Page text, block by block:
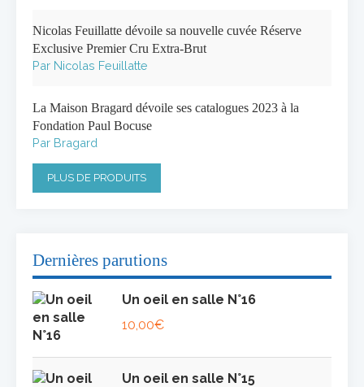
Nicolas Feuillatte dévoile sa nouvelle cuvée Réserve
Exclusive Premier Cru Extra-Brut
Par Nicolas Feuillatte
La Maison Bragard dévoile ses catalogues 2023 à la
Fondation Paul Bocuse
Par Bragard
PLUS DE PRODUITS
Dernières parutions
Un oeil en salle N°16
10,00€
Un oeil en salle N°15